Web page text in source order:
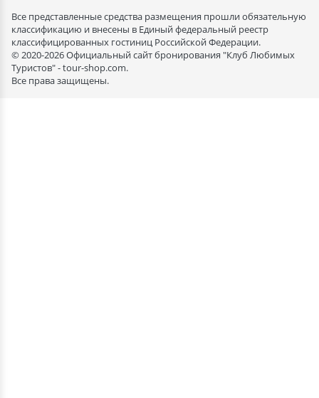
Все представленные средства размещения прошли обязательную
классификацию и внесены в Единый федеральный реестр
классифицированных гостиниц Российской Федерации.
© 2020-2026 Официальный сайт бронирования "Клуб Любимых
Туристов" - tour-shop.com.
Все права защищены.